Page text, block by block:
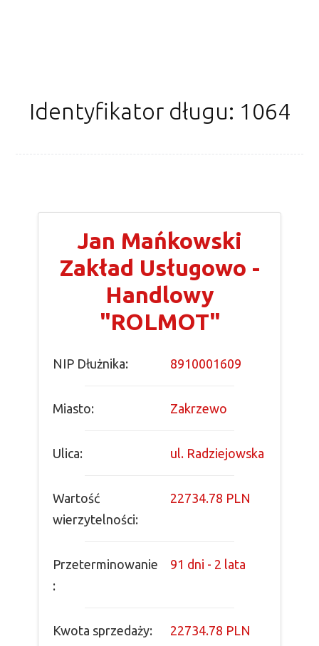
Identyfikator długu: 1064
Jan Mańkowski
Zakład Usługowo -
Handlowy
"ROLMOT"
NIP Dłużnika: 8910001609
Miasto: Zakrzewo
Ulica: ul. Radziejowska
Wartość
wierzytelności:
22734.78 PLN
Przeterminowanie
:
91 dni - 2 lata
Kwota sprzedaży: 22734.78 PLN